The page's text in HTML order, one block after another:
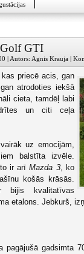
GTI
| Autors: Agnis Krauja |
priecē acis, gan
atrodoties iekšā
cieta, tamdēļ labi
un citi ceļa
uz emocijām,
balstīta izvēle.
ir arīMazda 3, ko
košās krāsās.
bijis kvalitatīvas
etalons. Jebkurš,
pagājušā gadsimta